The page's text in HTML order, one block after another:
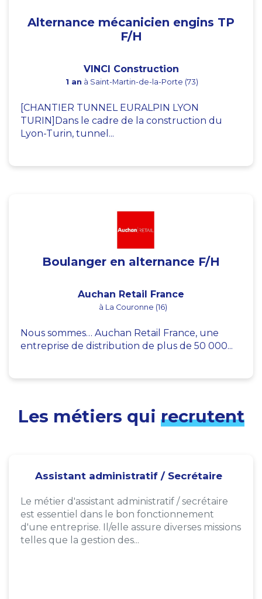
Alternance mécanicien engins TP
F/H
VINCI Construction
1 an à Saint-Martin-de-la-Porte (73)
[CHANTIER TUNNEL EURALPIN LYON
TURIN]Dans le cadre de la construction du
Lyon-Turin, tunnel...
Boulanger en alternance F/H
Auchan Retail France
à La Couronne (16)
Nous sommes… Auchan Retail France, une
entreprise de distribution de plus de 50 000...
Les métiers qui recrutent
Assistant administratif / Secrétaire
Le métier d'assistant administratif / secrétaire
est essentiel dans le bon fonctionnement
d'une entreprise. Il/elle assure diverses missions
telles que la gestion des...